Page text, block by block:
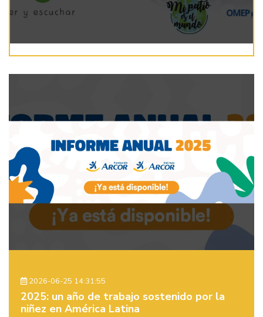
2026-06-25 14:31:55
2025: un año de trabajo sostenido por la
niñez en América Latina